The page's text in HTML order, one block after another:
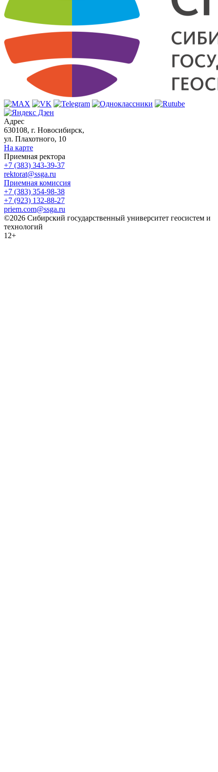
Адрес
630108, г. Новосибирск,
ул. Плахотного, 10
На карте
Приемная ректора
+7 (383) 343-39-37
rektorat@ssga.ru
Приемная комиссия
+7 (383) 354-98-38
+7 (923) 132-88-27
priem.com@ssga.ru
©2026 Сибирский государственный университет геосистем и
технологий
12+